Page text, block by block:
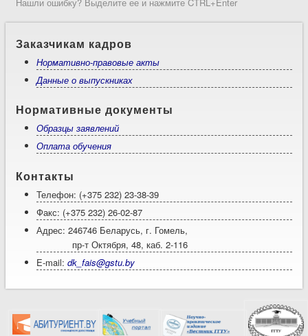
Заказчикам кадров
Нормативно-правовые акты
Данные о выпускниках
Нормативные документы
Образцы заявлений
Оплата обучения
Контакты
Телефон: (+375 232) 23-38-39
Факс: (+375 232) 26-02-87
Адрес: 246746 Беларусь, г. Гомель,
пр-т Октября, 48, каб. 2-116
E-mail:dk_fais@gstu.by